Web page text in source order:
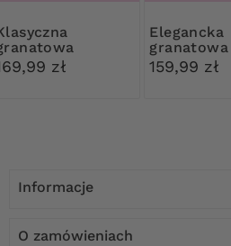
z
zł
Elegancka
granatowa
spódnica
159,99 zł
Informacje
O zamówieniach